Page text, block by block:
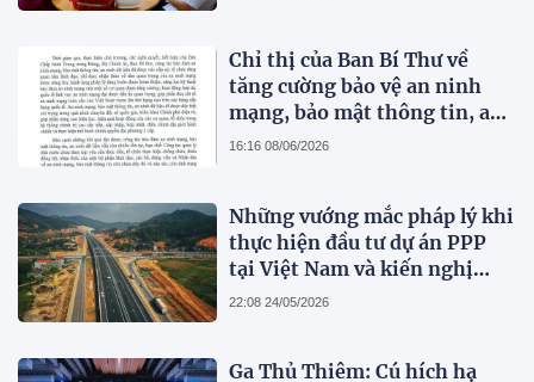
Chỉ thị của Ban Bí Thư về
tăng cường bảo vệ an ninh
mạng, bảo mật thông tin, an
ninh dữ liệu trong hệ thống
16:16 08/06/2026
Những vướng mắc pháp lý khi
thực hiện đầu tư dự án PPP
tại Việt Nam và kiến nghị
hoàn thiện pháp luật
22:08 24/05/2026
Ga Thủ Thiêm: Cú hích hạ